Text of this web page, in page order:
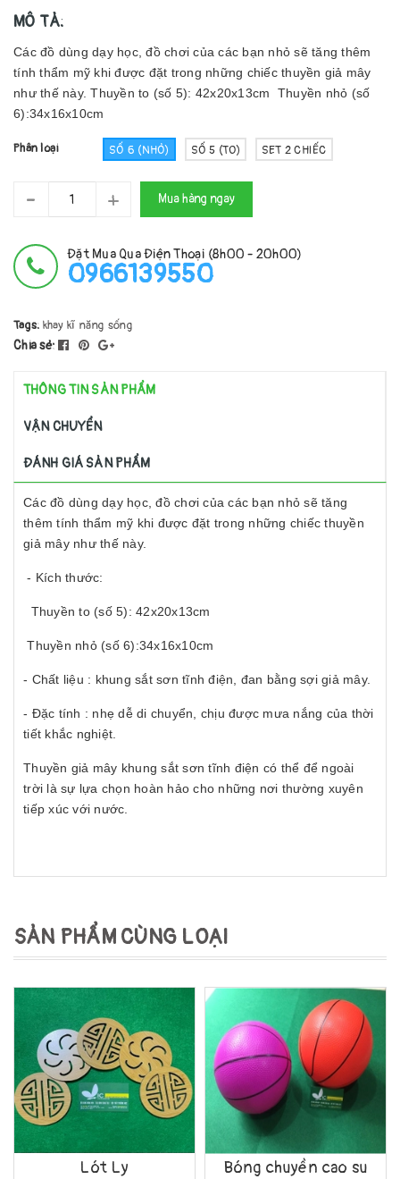
MÔ TẢ:
Các đồ dùng dạy học, đồ chơi của các bạn nhỏ sẽ tăng thêm
tính thẩm mỹ khi được đặt trong những chiếc thuyền giả mây
như thế này. Thuyền to (số 5): 42x20x13cm Thuyền nhỏ (số
6):34x16x10cm
Phân loại SỐ 6 (NHỎ) SỐ 5 (TO) SET 2 CHIẾC
- + Mua hàng ngay
Đặt Mua Qua Điện Thoại (8h00 - 20h00)
0966139550
Tags: khay kĩ năng sống
Chia sẻ:
THÔNG TIN SẢN PHẨM
VẬN CHUYỂN
ĐÁNH GIÁ SẢN PHẨM
Các đồ dùng dạy học, đồ chơi của các bạn nhỏ sẽ tăng
thêm tính thẩm mỹ khi được đặt trong những chiếc thuyền
giả mây như thế này.
- Kích thước:
Thuyền to (số 5): 42x20x13cm
Thuyền nhỏ (số 6):34x16x10cm
- Chất liệu : khung sắt sơn tĩnh điện, đan bằng sợi giả mây.
- Đặc tính : nhẹ dễ di chuyển, chịu được mưa nắng của thời
tiết khắc nghiệt.
Thuyền giả mây khung sắt sơn tĩnh điện có thể để ngoài
trời là sự lựa chọn hoàn hảo cho những nơi thường xuyên
tiếp xúc với nước.
SẢN PHẨM CÙNG LOẠI
Lót Ly
Bóng chuyền cao su